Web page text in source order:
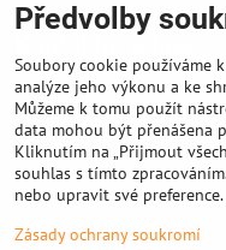
Kontaktní údaje
FIBER3D Co., limited
Phone:
+86 131 4701 8937 (China)
E-mail:
info @ 3DeSun.cz
Předvolby
Soubory cookie používáme
analýze jeho výkonu a ke
Můžeme k tomu použít
data mohou být přenášena
Kliknutím na „Přijmout
souhlas s tímto
nebo upravit své preference.
Zásady ochrany soukromí